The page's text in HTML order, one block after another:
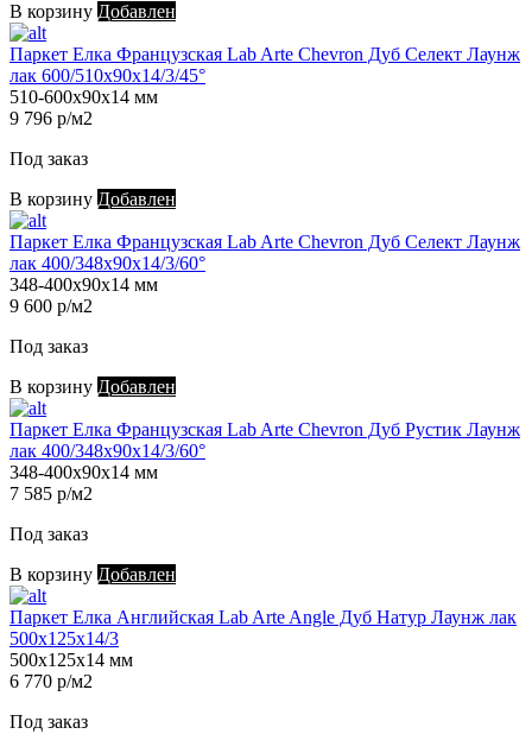
В корзину Добавлен
Паркет Елка Французская Lab Arte Chevron Дуб Селект Лаунж
лак 600/510х90х14/3/45°
510-600х90х14 мм
9 796 р/м2
Под заказ
В корзину Добавлен
Паркет Елка Французская Lab Arte Chevron Дуб Селект Лаунж
лак 400/348х90х14/3/60°
348-400х90х14 мм
9 600 р/м2
Под заказ
В корзину Добавлен
Паркет Елка Французская Lab Arte Chevron Дуб Рустик Лаунж
лак 400/348х90х14/3/60°
348-400х90х14 мм
7 585 р/м2
Под заказ
В корзину Добавлен
Паркет Елка Английская Lab Arte Angle Дуб Натур Лаунж лак
500х125х14/3
500х125х14 мм
6 770 р/м2
Под заказ